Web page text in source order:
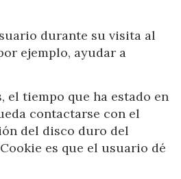
durante su visita al
ejemplo, ayudar a
el tiempo que ha estado en
contactarse con el
del disco duro del
es que el usuario dé